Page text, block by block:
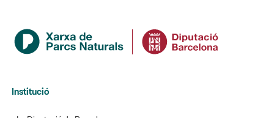
Institució